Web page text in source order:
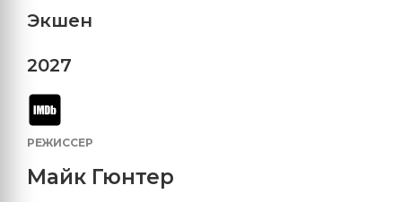
Экшен
2027
РЕЖИССЕР
Майк Гюнтер